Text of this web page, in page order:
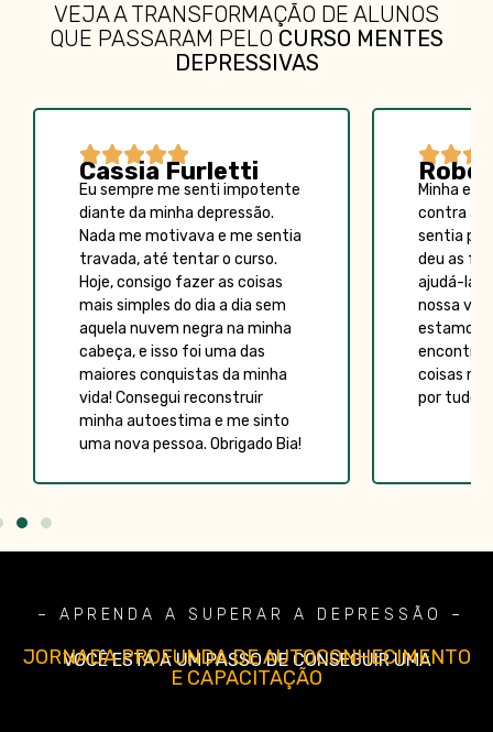
VEJA A TRANSFORMAÇÃO DE ALUNOS
QUE PASSARAM PELO CURSO MENTES
DEPRESSIVAS

Cassia Furletti
Eu sempre me senti impotente
diante da minha depressão.
Nada me motivava e me sentia
travada, até tentar o curso.
Hoje, consigo fazer as coisas
mais simples do dia a dia sem
aquela nuvem negra na minha
cabeça, e isso foi uma das
maiores conquistas da minha
vida! Consegui reconstruir
minha autoestima e me sinto
uma nova pessoa. Obrigado Bia!

Minha
contra a
sentia
deu as
ajudá-la
nossa
estamos
encontrar
coisas
por tudo
– APRENDA A SUPERAR A DEPRESSÃO –
VOCÊ ESTÁ A UM PASSO DE CONSEGUIR UMA
JORNADA PROFUNDA DE AUTOCONHECIMENTO
E CAPACITAÇÃO